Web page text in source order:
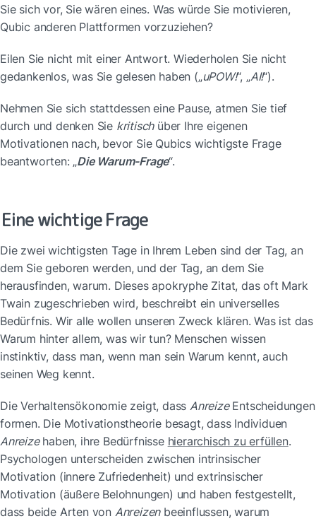
Sie sich vor, Sie wären eines. Was würde Sie motivieren,
Qubic anderen Plattformen vorzuziehen?
Eilen Sie nicht mit einer Antwort. Wiederholen Sie nicht
gedankenlos, was Sie gelesen haben („uPOW!“, „AI!“).
Nehmen Sie sich stattdessen eine Pause, atmen Sie tief
durch und denken Sie kritisch über Ihre eigenen
Motivationen nach, bevor Sie Qubics wichtigste Frage
beantworten: „Die Warum-Frage“.
Eine wichtige Frage
Die zwei wichtigsten Tage in Ihrem Leben sind der Tag, an
dem Sie geboren werden, und der Tag, an dem Sie
herausfinden, warum. Dieses apokryphe Zitat, das oft Mark
Twain zugeschrieben wird, beschreibt ein universelles
Bedürfnis. Wir alle wollen unseren Zweck klären. Was ist das
Warum hinter allem, was wir tun? Menschen wissen
instinktiv, dass man, wenn man sein Warum kennt, auch
seinen Weg kennt.
Die Verhaltensökonomie zeigt, dass Anreize Entscheidungen
Anreize haben, ihre Bedürfnisse hierarchisch zu erfüllen.
Psychologen unterscheiden zwischen intrinsischer
Motivation (innere Zufriedenheit) und extrinsischer
Motivation (äußere Belohnungen) und haben festgestellt,
dass beide Arten von Anreizen beeinflussen, warum